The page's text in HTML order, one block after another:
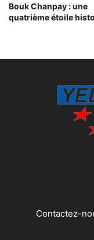
Bouk Chanpay : une
quatrième étoile
Contactez-